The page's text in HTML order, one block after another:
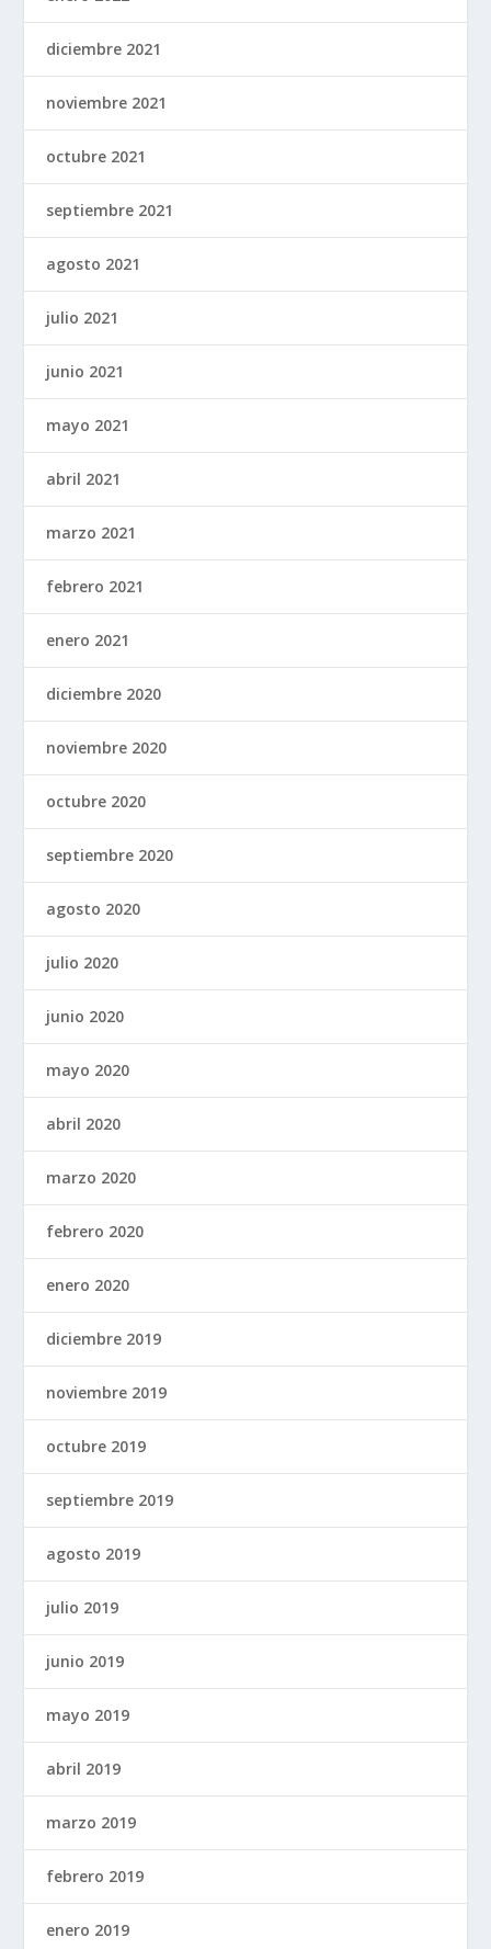
diciembre 2021
noviembre 2021
octubre 2021
septiembre 2021
agosto 2021
julio 2021
junio 2021
mayo 2021
abril 2021
marzo 2021
febrero 2021
enero 2021
diciembre 2020
noviembre 2020
octubre 2020
septiembre 2020
agosto 2020
julio 2020
junio 2020
mayo 2020
abril 2020
marzo 2020
febrero 2020
enero 2020
diciembre 2019
noviembre 2019
octubre 2019
septiembre 2019
agosto 2019
julio 2019
junio 2019
mayo 2019
abril 2019
marzo 2019
febrero 2019
enero 2019